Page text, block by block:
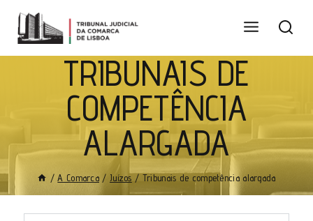
TRIBUNAIS DE
COMPETÊNCIA
ALARGADA
/ A Comarca / Juízos / Tribunais de competência alargada